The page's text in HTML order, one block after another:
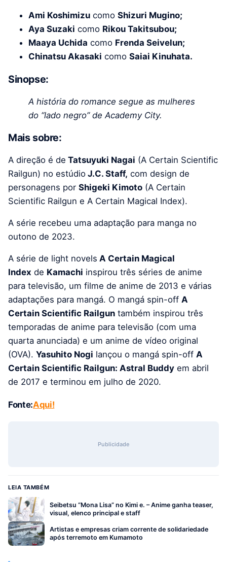
Ami Koshimizu como Shizuri Mugino;
Aya Suzaki como Rikou Takitsubou;
Maaya Uchida como Frenda Seivelun;
Chinatsu Akasaki como Saiai Kinuhata.
Sinopse:
A história do romance segue as mulheres
do “lado negro” de Academy City.
Mais sobre:
A direção é de Tatsuyuki Nagai (A Certain Scientific
Railgun) no estúdio J.C. Staff, com design de
personagens por Shigeki Kimoto (A Certain
Scientific Railgun e A Certain Magical Index).
A série recebeu uma adaptação para manga no
outono de 2023.
A série de light novels A Certain Magical
Index de Kamachi inspirou três séries de anime
para televisão, um filme de anime de 2013 e várias
adaptações para mangá. O mangá spin-off A
Certain Scientific Railgun também inspirou três
temporadas de anime para televisão (com uma
quarta anunciada) e um anime de vídeo original
(OVA). Yasuhito Nogi lançou o mangá spin-off A
Certain Scientific Railgun: Astral Buddy em abril
de 2017 e terminou em julho de 2020.
Fonte:Aqui!
Publicidade
LEIA TAMBÉM
Seibetsu “Mona Lisa” no Kimi e. – Anime ganha teaser,
visual, elenco principal e staff
Artistas e empresas criam corrente de solidariedade
após terremoto em Kumamoto